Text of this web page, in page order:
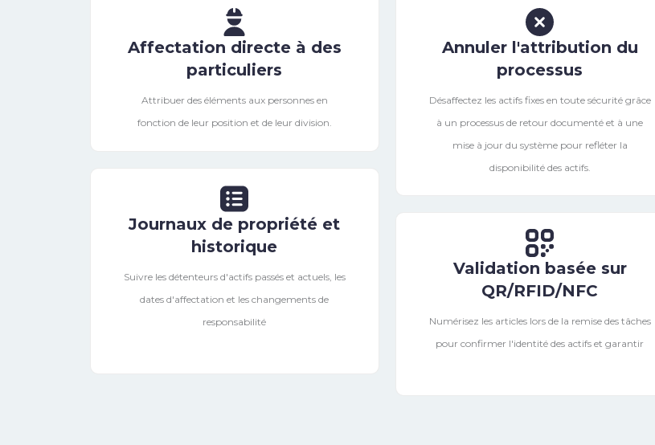
Affectation directe à des
particuliers
Attribuer des éléments aux personnes en
fonction de leur position et de leur division.
Journaux de propriété et
historique
Suivre les détenteurs d'actifs passés et actuels, les
dates d'affectation et les changements de
responsabilité
Annuler l'attribution du
processus
Désaffectez les actifs fixes en toute sécurité grâce
à un processus de retour documenté et à une
mise à jour du système pour refléter la
disponibilité des actifs.
Validation basée sur
QR/RFID/NFC
Numérisez les articles lors de la remise des tâches
pour confirmer l'identité des actifs et garantir